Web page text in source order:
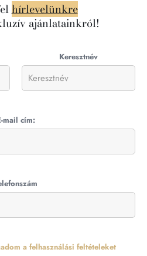
hírlevelünkre
ajánlatainkról!
Keresztnév
mail cím:
a felhasználási feltételeket